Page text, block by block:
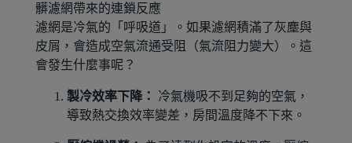
髒濾網帶來的連鎖反應
濾網是冷氣的「呼吸道」。如果濾網積滿了灰塵與
皮屑，會造成空氣流通受阻（氣流阻力變大）。這
會發生什麼事呢？
製冷效率下降：
冷氣機吸不到足夠的空氣，
導致熱交換效率變差，房間溫度降不下來。